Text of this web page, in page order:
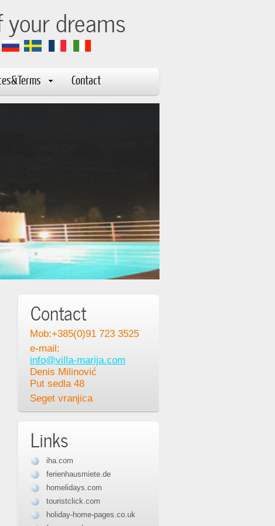
your dreams
Contact
Contact
Mob:+385(0)91 723 3525
e-mail:
info@villa-marija.com
Denis Milinović
Put sedla 48
Seget vranjica
Links
iha.com
ferienhausmiete.de
homelidays.com
touristclick.com
holiday-home-pages.co.uk